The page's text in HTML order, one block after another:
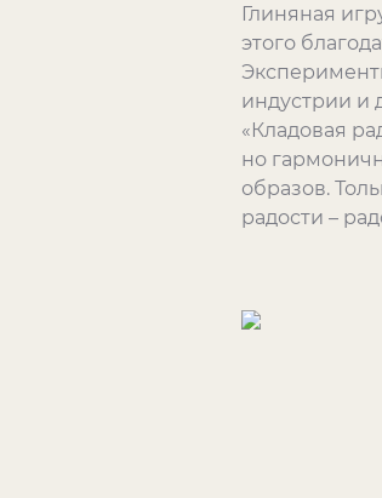
Глиняная
этого
индустрии и
«Кладовая
но
образов.
радости –